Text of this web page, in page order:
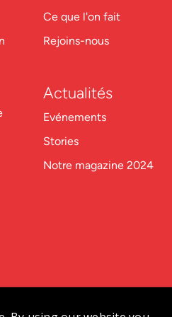
Ce que l'on fait
Rejoins-nous
Actualités
Evénements
Stories
Notre magazine 2024